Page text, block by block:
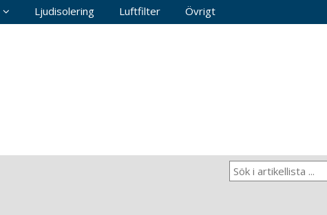
Skapa nytt konto
Ljudisolering Luftfilter Övrigt